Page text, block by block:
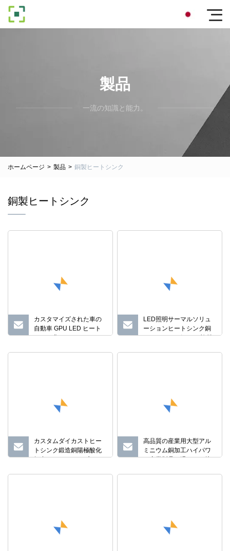
製品
一流の知識と能力。
ホームページ > 製品 > 銅製ヒートシンク
銅製ヒートシンク
カスタマイズされた車の
自動車 GPU LED ヒート
シンク非
LED照明サーマルソリュ
ーションヒートシンク銅
アルミニウム鋼CNC旋盤
カスタムダイカストヒー
トシンク鍛造銅陽極酸化
押出アルミニウムプロフ
高品質の産業用大型アル
ミニウム銅加工ハイパワ
ー産業製品の滑らかな接